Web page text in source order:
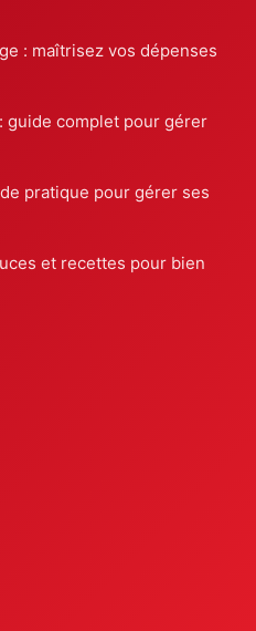
: maîtrisez vos dépenses
guide complet pour gérer
pratique pour gérer ses
et recettes pour bien